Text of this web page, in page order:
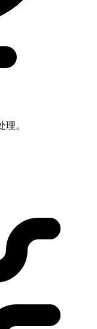
。